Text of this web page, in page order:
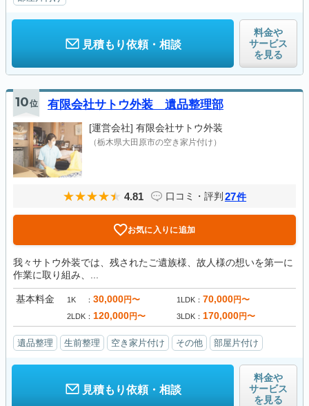
見積もり依頼・相談
料金や
サービス
を見る
10位 有限会社サトウ外装 遺品整理部
[運営会社] 有限会社サトウ外装
（栃木県大田原市の空き家片付け）
4.81 口コミ・評判 27件
お気に入りに追加
我々サトウ外装では、残されたご遺族様、故人様の想いを第一に
作業に取り組み、...
基本料金 1K 30,000円〜 1LDK 70,000円〜
2LDK 120,000円〜 3LDK 170,000円〜
遺品整理 生前整理 空き家片付け その他 部屋片付け
見積もり依頼・相談
料金や
サービス
を見る